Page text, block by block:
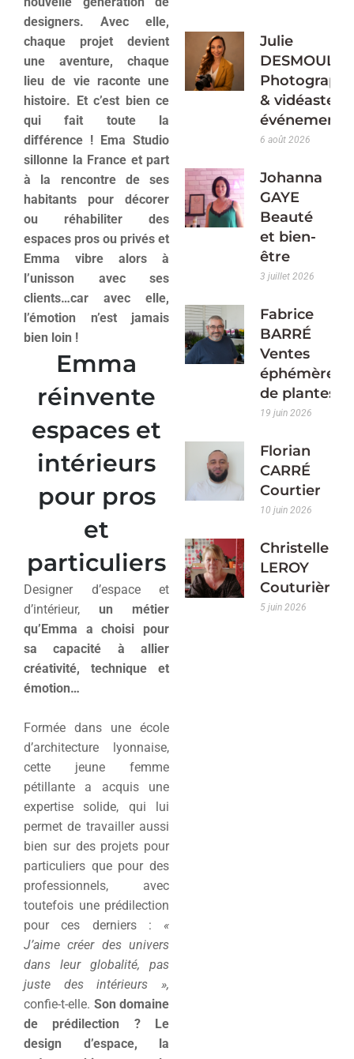
designers. Avec elle,
chaque projet devient
une aventure, chaque
lieu de vie raconte une
histoire. Et c’est bien ce
qui fait toute la
différence ! Ema Studio
sillonne la France et part
à la rencontre de ses
habitants pour décorer
ou réhabiliter des
espaces pros ou privés et
Emma vibre alors à
l’unisson avec ses
clients…car avec elle,
l’émotion n’est jamais
bien loin !
Emma
réinvente
espaces et
intérieurs
pour pros
et
particuliers
Designer d’espace et
d’intérieur, un métier
qu’Emma a choisi pour
sa capacité à allier
créativité, technique et
émotion…
Formée dans une école
d’architecture lyonnaise,
cette jeune femme
pétillante a acquis une
expertise solide, qui lui
permet de travailler aussi
bien sur des projets pour
particuliers que pour des
professionnels, avec
toutefois une prédilection
pour ces derniers : «
J’aime créer des univers
dans leur globalité, pas
juste des intérieurs »,
confie-t-elle. Son domaine
de prédilection ? Le
design d’espace, la
Julie
& vidéaste
6 août 2026
Johanna
GAYE
Beauté
et bien-
être
3 juillet 2026
Fabrice
BARRÉ
Ventes
éphémères
de plantes
19 juin 2026
Florian
CARRÉ
Courtier
10 juin 2026
Christelle
LEROY
Couturière
5 juin 2026